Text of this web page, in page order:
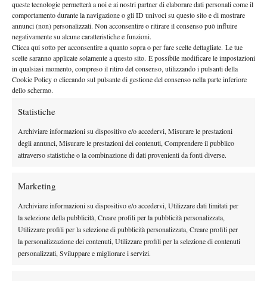
queste tecnologie permetterà a noi e ai nostri partner di elaborare dati personali come il
comportamento durante la navigazione o gli ID univoci su questo sito e di mostrare
annunci (non) personalizzati. Non acconsentire o ritirare il consenso può influire
negativamente su alcune caratteristiche e funzioni.
Clicca qui sotto per acconsentire a quanto sopra o per fare scelte dettagliate. Le tue
scelte saranno applicate solamente a questo sito. È possibile modificare le impostazioni
in qualsiasi momento, compreso il ritiro del consenso, utilizzando i pulsanti della
Cookie Policy o cliccando sul pulsante di gestione del consenso nella parte inferiore
dello schermo.
Statistiche
Archiviare informazioni su dispositivo e/o accedervi, Misurare le prestazioni
degli annunci, Misurare le prestazioni dei contenuti, Comprendere il pubblico
attraverso statistiche o la combinazione di dati provenienti da fonti diverse.
Marketing
Archiviare informazioni su dispositivo e/o accedervi, Utilizzare dati limitati per
la selezione della pubblicità, Creare profili per la pubblicità personalizzata,
Utilizzare profili per la selezione di pubblicità personalizzata, Creare profili per
la personalizzazione dei contenuti, Utilizzare profili per la selezione di contenuti
personalizzati, Sviluppare e migliorare i servizi.
L’Italia si trova nelGruppo C a Perthinsieme a:
SvizzeraconStan Wawrinkae Belinda Bencic, due
giocatori di grande esperienza
Franciaguidata daArthur RinderknecheLoïs Boisson.
UNITED CUP, IL FORMAT
spettacolare
competizione a squadre:
Fase a gironi: 18 nazioni divise insei gruppi da tre, con
round-robin a Perth e Sydney;
migliori seconde
Knockout: Dopo i quarti ci semifinali efinale a sede unica in
programma a Sydney l’11 gennaio.
La United Cup permette ai giocatori di guadagnare punti nei